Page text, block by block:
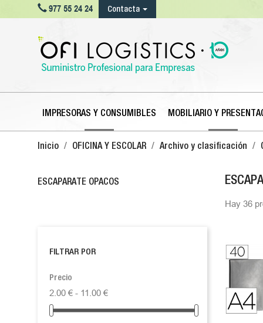
977 55 24 24 Contacta
IMPRESORAS Y CONSUMIBLES MOBILIARIO Y
Inicio OFICINA Y ESCOLAR Archivo y clasificación
ESCAPARATE OPACOS
FILTRAR POR
Precio
2.00 € - 11.00 €
Hay 36